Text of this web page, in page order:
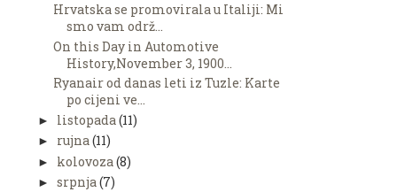
Hrvatska se promovirala u Italiji: Mi
smo vam održ...
On this Day in Automotive
History,November 3, 1900...
Ryanair od danas leti iz Tuzle: Karte
po cijeni ve...
► listopada(11)
► rujna(11)
► kolovoza(8)
► srpnja(7)